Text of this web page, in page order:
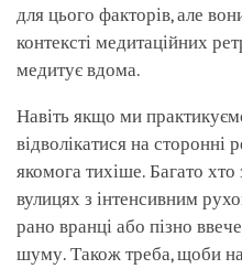
для цього факторів, але
контексті медитаційних
медитує вдома.
Навіть якщо ми
відволікатися на сторонні
якомога тихіше. Багато
вулицях з інтенсивним
рано вранці або пізно
шуму. Також треба, щоби